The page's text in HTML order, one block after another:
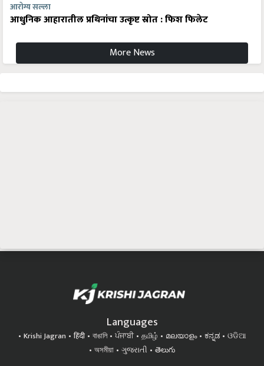
आरोग्य सल्ला
आधुनिक आहारातील प्रथिनांचा उत्कृष्ट स्रोत : फिश फिलेट
More News
Languages
Krishi Jagran हिंदी বাঙালি ਪੰਜਾਬੀ தமிழ் മലയാളം ಕನ್ನಡ
ଓଡିଆ
অসমীয়া
ગુજરાતી తెలుగు